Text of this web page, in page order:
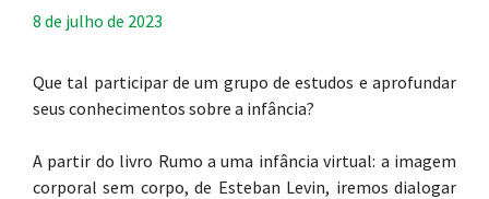
8 de julho de 2023
Que tal participar de um grupo de estudos e aprofundar
seus conhecimentos sobre a infância?
A partir do livro Rumo a uma infância virtual: a imagem
corporal sem corpo, de Esteban Levin, iremos dialogar